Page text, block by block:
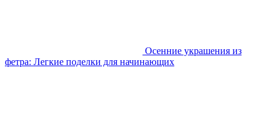
Осенние украшения из
фетра: Легкие поделки для начинающих